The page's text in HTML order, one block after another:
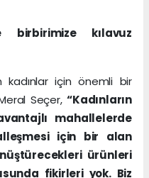
birbirimize kılavuz
kadınlar için önemli bir
Seçer,“Kadınların
mahallelerde
için bir alan
ürünleri
fikirleri yok. Biz